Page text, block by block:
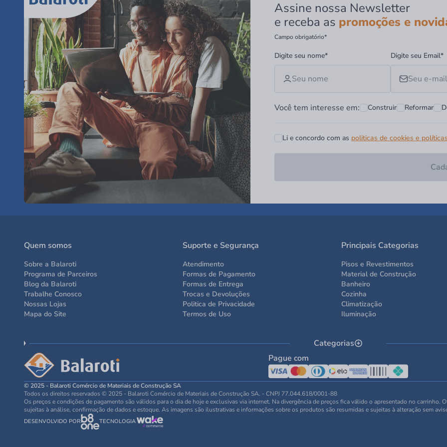
Assine nossa Newsletter
e receba as promoções e
Campo obrigatório*
Digite seu nome* Digite seu Email*
Você tem interesse em: Construir Reformar
Li e concordo com as politicas de cookies e
Quem somos
Sobre a Balaroti
Programa de Parceiros
Blog da Balaroti
Trabalhe Conosco
Nossas Lojas
Mapa do Site
Suporte e Segurança
Atendimento
Formas de Pagamento
Formas de Entrega
Trocas e Devoluções
Politica de Privacidade
Termos de Uso
Principais Categorias
Pisos e Revestimentos
Material de Construção
Banheiro
Cozinha
Climatização
Iluminação
Categorias
Pague com
© 2025 - Balaroti Comércio de Materiais de Construção SA
Todos os direitos reservados © 2025 - Balaroti Comércio de Materiais de Construção SA. - CNPJ 77.044.618/0001-88
Os preços e condições de pagamento são válidos para o dia de hoje e exclusivas via internet. Na divergência de preços fica válido o apresentado no carrinho.
sujeitas à análise, confirmação de dados e estoque. As imagens são ilustrativas e informações sobre os produtos são resumidas e sujeitas à alteração sem
DESENVOLVIDO POR TECNOLOGIA